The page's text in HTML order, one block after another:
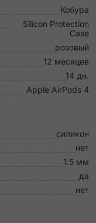
Кобура
Silicon Protection
Case
розовый
12 месяцев
14 дн.
Apple AirPods 4
силикон
нет
1.5 мм
да
нет